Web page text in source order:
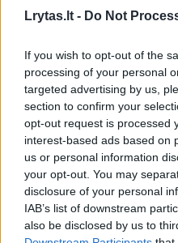
Lrytas.lt - Do Not
If you wish to opt-out of the
processing of your personal
targeted advertising by us,
section to confirm your
opt-out request is processed
interest-based ads based on
us or personal information
your opt-out. You may
disclosure of your personal
IAB’s list of downstream
also be disclosed by us to
vairuotojai į savo
Juk avarinė situacija
labai staigiai ir tik
priklausys, kaip
Šiame kelio ruože
skirtingais greičiais,